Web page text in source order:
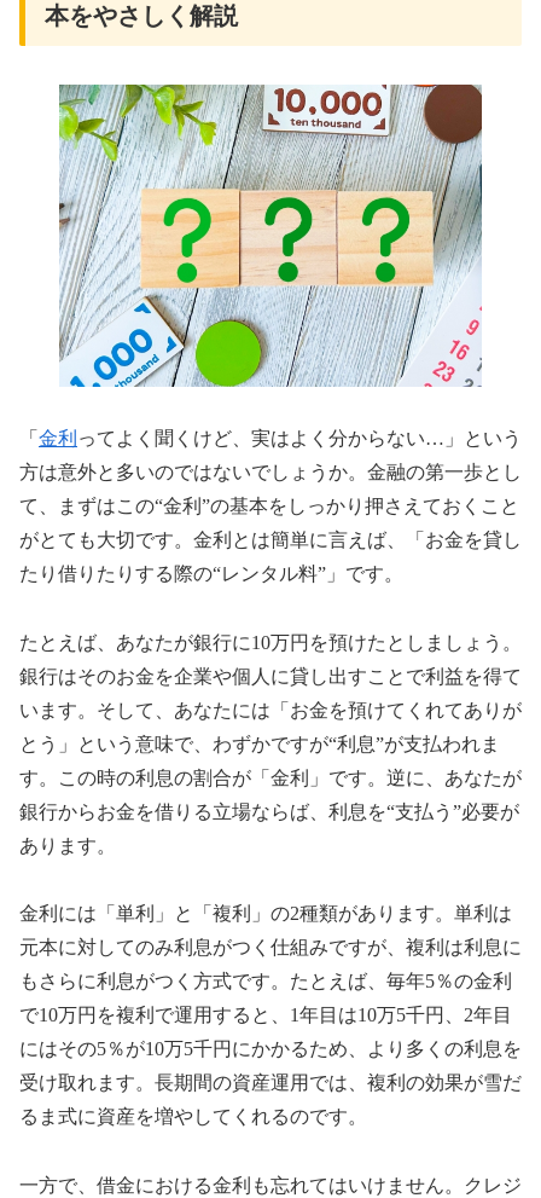
本をやさしく解説
「 金利 ってよく聞くけど、実はよく分からない…」という
方は意外と多いのではないでしょうか。金融の第一歩とし
て、まずはこの“金利”の基本をしっかり押さえておくこと
がとても大切です。金利とは簡単に言えば、「お金を貸し
たり借りたりする際の“レンタル料”」です。
たとえば、あなたが銀行に10万円を預けたとしましょう。
銀行はそのお金を企業や個人に貸し出すことで利益を得て
います。そして、あなたには「お金を預けてくれてありが
とう」という意味で、わずかですが“利息”が支払われま
す。この時の利息の割合が「金利」です。逆に、あなたが
銀行からお金を借りる立場ならば、利息を“支払う”必要が
あります。
金利には「単利」と「複利」の2種類があります。単利は
元本に対してのみ利息がつく仕組みですが、複利は利息に
もさらに利息がつく方式です。たとえば、毎年5％の金利
で10万円を複利で運用すると、1年目は10万5千円、2年目
にはその5％が10万5千円にかかるため、より多くの利息を
受け取れます。長期間の資産運用では、複利の効果が雪だ
るま式に資産を増やしてくれるのです。
一方で、借金における金利も忘れてはいけません。クレジ